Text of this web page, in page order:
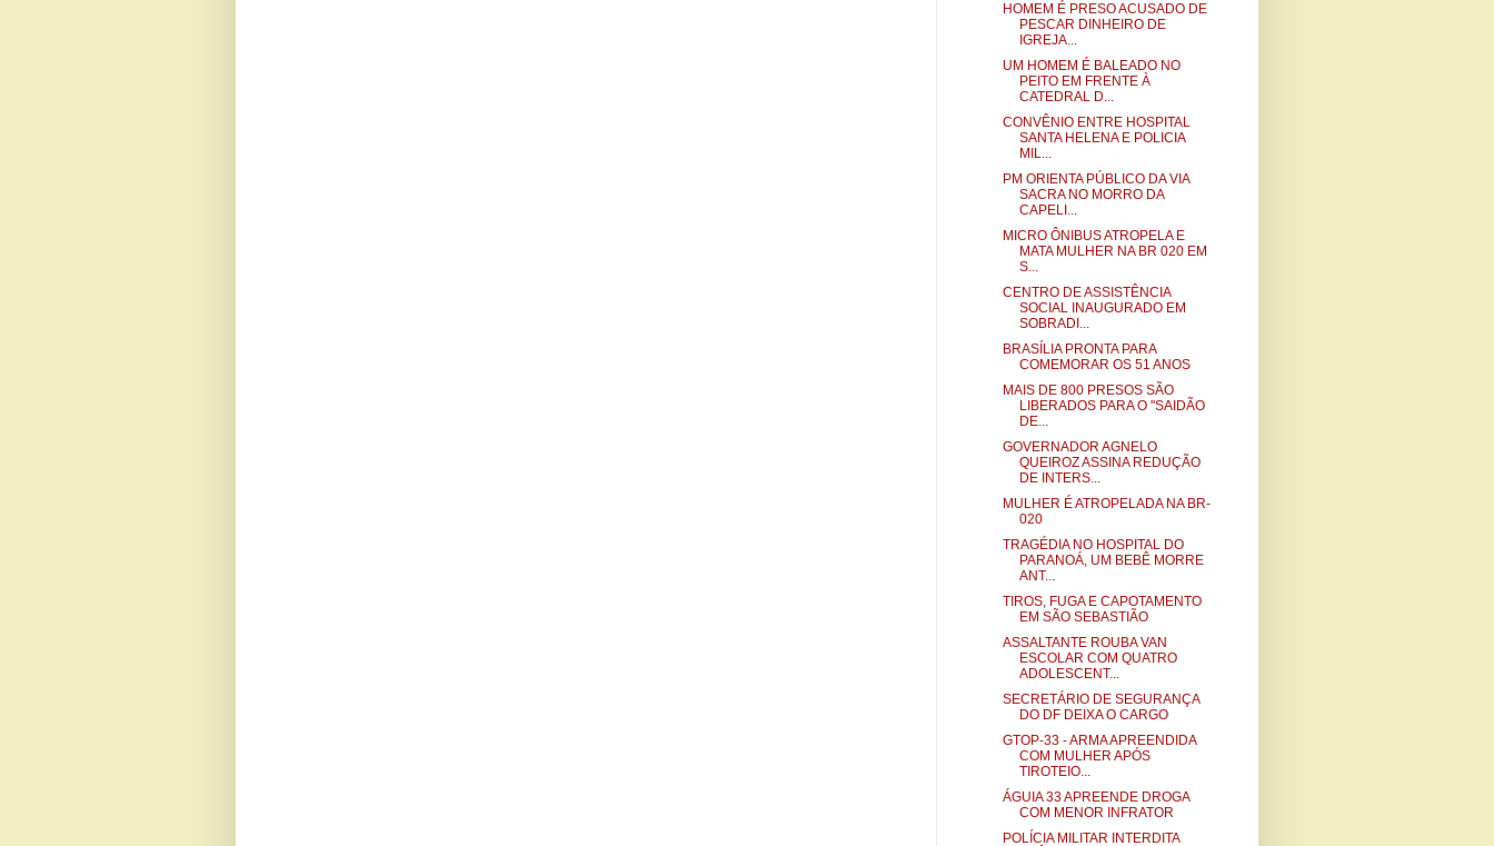
HOMEM É PRESO ACUSADO DE
PESCAR DINHEIRO DE
IGREJA...
UM HOMEM É BALEADO NO
PEITO EM FRENTE À
CATEDRAL D...
CONVÊNIO ENTRE HOSPITAL
SANTA HELENA E POLICIA
MIL...
PM ORIENTA PÚBLICO DA VIA
SACRA NO MORRO DA
CAPELI...
MICRO ÔNIBUS ATROPELA E
MATA MULHER NA BR 020 EM
S...
CENTRO DE ASSISTÊNCIA
SOCIAL INAUGURADO EM
SOBRADI...
BRASÍLIA PRONTA PARA
COMEMORAR OS 51 ANOS
MAIS DE 800 PRESOS SÃO
LIBERADOS PARA O "SAIDÃO
DE...
GOVERNADOR AGNELO
QUEIROZ ASSINA REDUÇÃO
DE INTERS...
MULHER É ATROPELADA NA BR-
020
TRAGÉDIA NO HOSPITAL DO
PARANOÁ, UM BEBÊ MORRE
ANT...
TIROS, FUGA E CAPOTAMENTO
EM SÃO SEBASTIÃO
ASSALTANTE ROUBA VAN
ESCOLAR COM QUATRO
ADOLESCENT...
SECRETÁRIO DE SEGURANÇA
DO DF DEIXA O CARGO
GTOP-33 - ARMA APREENDIDA
COM MULHER APÓS
TIROTEIO...
ÁGUIA 33 APREENDE DROGA
COM MENOR INFRATOR
POLÍCIA MILITAR INTERDITA